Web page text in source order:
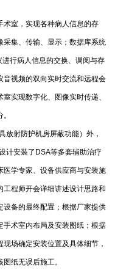
术室，实现各种病人信息的存
采集、传输、显示；数据库系统
行病人信息的交换、调阅与存
音视频的双向实时交流和远程会
实现数字化、图像实时传递、
放射防护机房屏蔽功能）外，
计安装了DSA等多套辅助治疗
医学专家、设备供应商与安装施
程师开会详细讲述设计思路和
设备的最终配置；根据厂家提供
手术室内布局及安装图纸；根据
场确定安装位置及具体细节，
纸无误后施工。